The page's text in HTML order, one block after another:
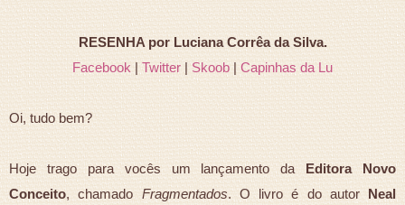
RESENHA por Luciana Corrêa da Silva.
Facebook |Twitter |Skoob|Capinhas da Lu
Oi, tudo bem?
Hoje trago para vocês um lançamento da Editora Novo
Conceito, chamado Fragmentados. O livro é do autorNeal